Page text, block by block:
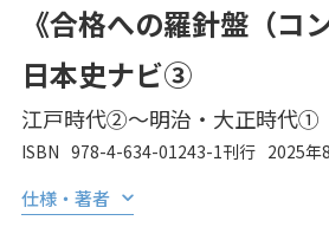
《合格への羅針盤（コ
日本史ナビ③
江戸時代②～明治・大正時代①
ISBN 978-4-634-01243-1刊行 2025年
仕様・著者